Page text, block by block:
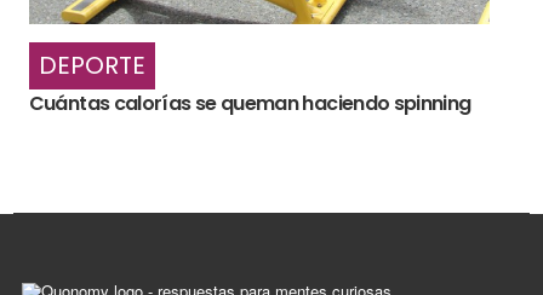
DEPORTE
Cuántas calorías se queman haciendo spinning